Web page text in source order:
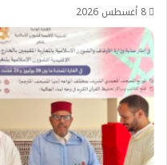
8 أغسطس 2026